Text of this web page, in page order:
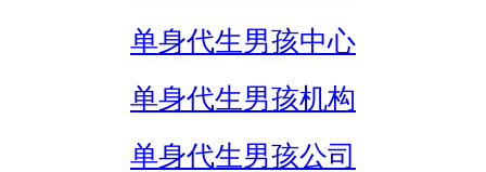
单身代生男孩中心
单身代生男孩机构
单身代生男孩公司